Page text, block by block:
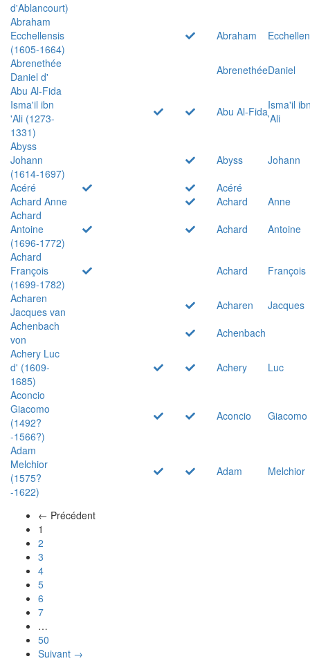
d'Ablancourt)
Abraham
Ecchellensis
(1605-1664)
Abraham
Abrenethée
Daniel d'
AbrenethéeDaniel
Abu Al-Fida
Isma'il ibn
'Ali (1273-
1331)
Abu Al-FidaIsma'il
'Ali
Abyss
Johann
(1614-1697)
Abyss
Johann
Acéré
Acéré
Achard Anne
Achard
Anne
Achard
Antoine
(1696-1772)
Achard
Antoine
Achard
François
(1699-1782)
Achard
François
Acharen
Jacques van
Acharen
Jacques
Achenbach
von
Achenbach
Achery Luc
d' (1609-
1685)
Achery
Luc
Aconcio
Giacomo
(1492?
-1566?)
Aconcio Giacomo
Adam
Melchior
(1575?
-1622)
Adam Melchior
← Précédent
1
2
3
4
5
6
7
…
50
Suivant →